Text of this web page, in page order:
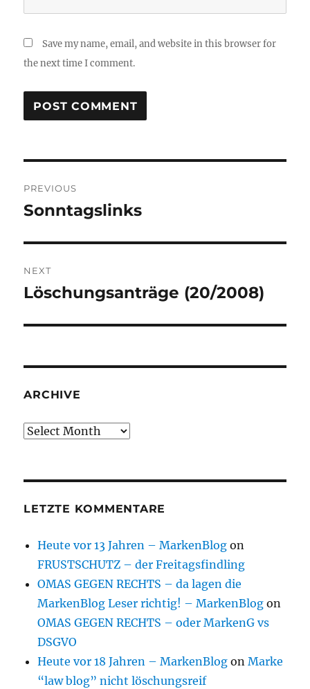
Save my name, email, and website in this browser for
the next time I comment.
navigation
PREVIOUS
Previous
Sonntagslinks
NEXT
Next
Löschungsanträge (20/2008)
ARCHIVE
Archive
LETZTE KOMMENTARE
Heute vor 13 Jahren – MarkenBlog on
FRUSTSCHUTZ – der Freitagsfindling
OMAS GEGEN RECHTS – da lagen die
MarkenBlog Leser richtig! – MarkenBlog on
OMAS GEGEN RECHTS – oder MarkenG vs
DSGVO
Heute vor 18 Jahren – MarkenBlog onMarke
“law blog” nicht löschungsreif